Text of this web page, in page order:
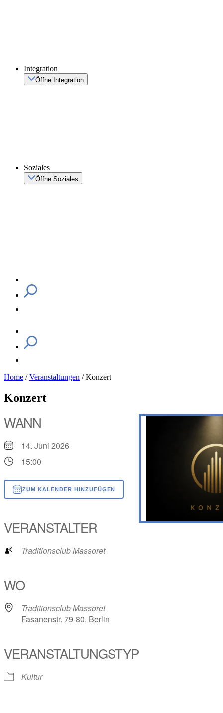
Integration
Öffne Integration
Soziales
Öffne Soziales
Home /Veranstaltungen /Konzert
Konzert
WANN
14. Juni 2026
15:00
ZUM KALENDER HINZUFÜGEN
VERANSTALTER
Traditionsclub Massoret
WO
Traditionsclub Massoret
Fasanenstr. 79-80, Berlin
VERANSTALTUNGSTYP
Kultur